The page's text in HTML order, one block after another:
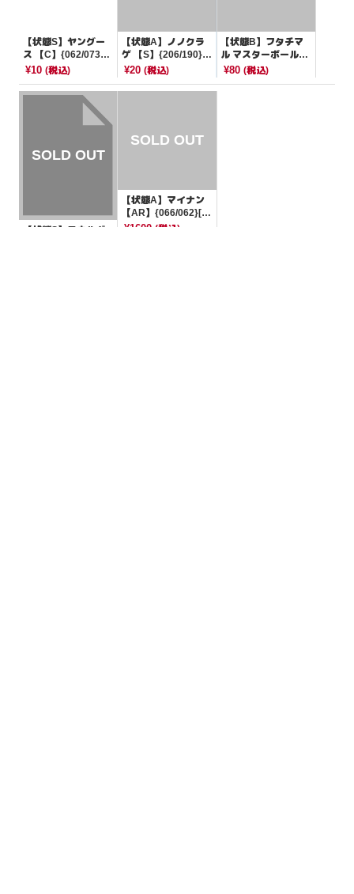
【状態S】ヤングー
ス 【C】{062/073}
[SV1a]
¥10 (税込)
【状態A】ノノクラ
ゲ 【S】{206/190}[S
V4a]
¥20(税込)
【状態B】フタチマ
ル マスターボールミ
ラー【C】{019/086}
¥80 (税込)
【状態S】エネルギ
【状態A】マイナン
【AR】{066/062}[S
V3a]
¥1600 (税込)